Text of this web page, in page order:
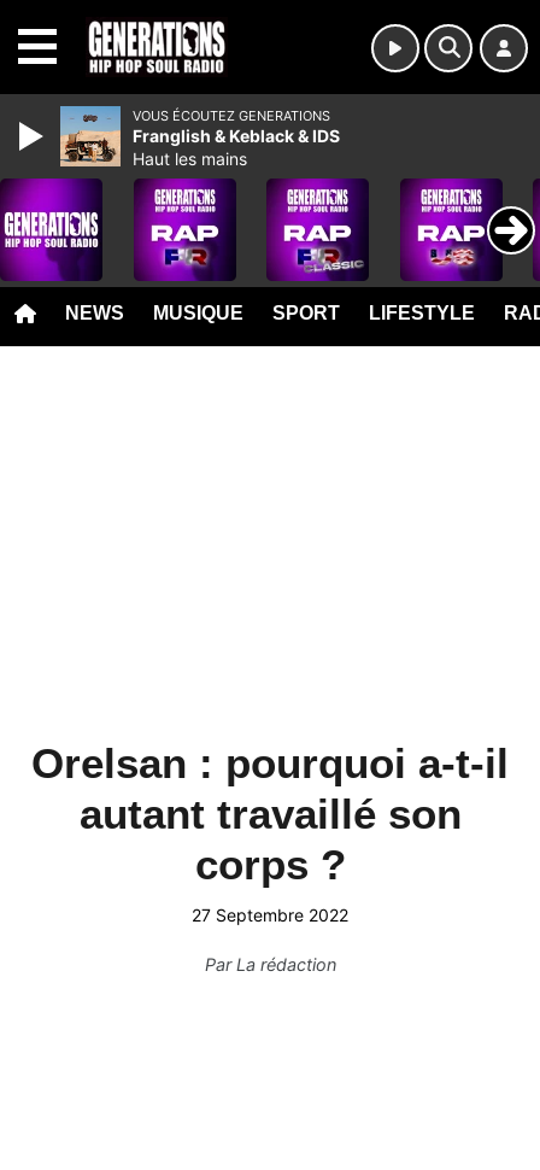
NEWS MUSIQUE SPORT LIFESTYLE
Orelsan : pourquoi a-t-il
autant travaillé son
corps ?
27 Septembre 2022
ParLa rédaction
VOUS ÉCOUTEZ GENERATIONS
Franglish & Keblack & IDS
Haut les mains